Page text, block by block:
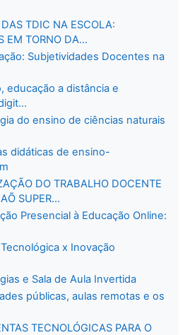
TDIC NA ESCOLA:
EM TORNO DA...
Subjetividades Docentes na
educação a distância e
do ensino de ciências naturais
didáticas de ensino-
DO TRABALHO DOCENTE
SUPER...
Presencial à Educação Online:
x Inovação
e Sala de Aula Invertida
públicas, aulas remotas e os
TECNOLÓGICAS PARA O